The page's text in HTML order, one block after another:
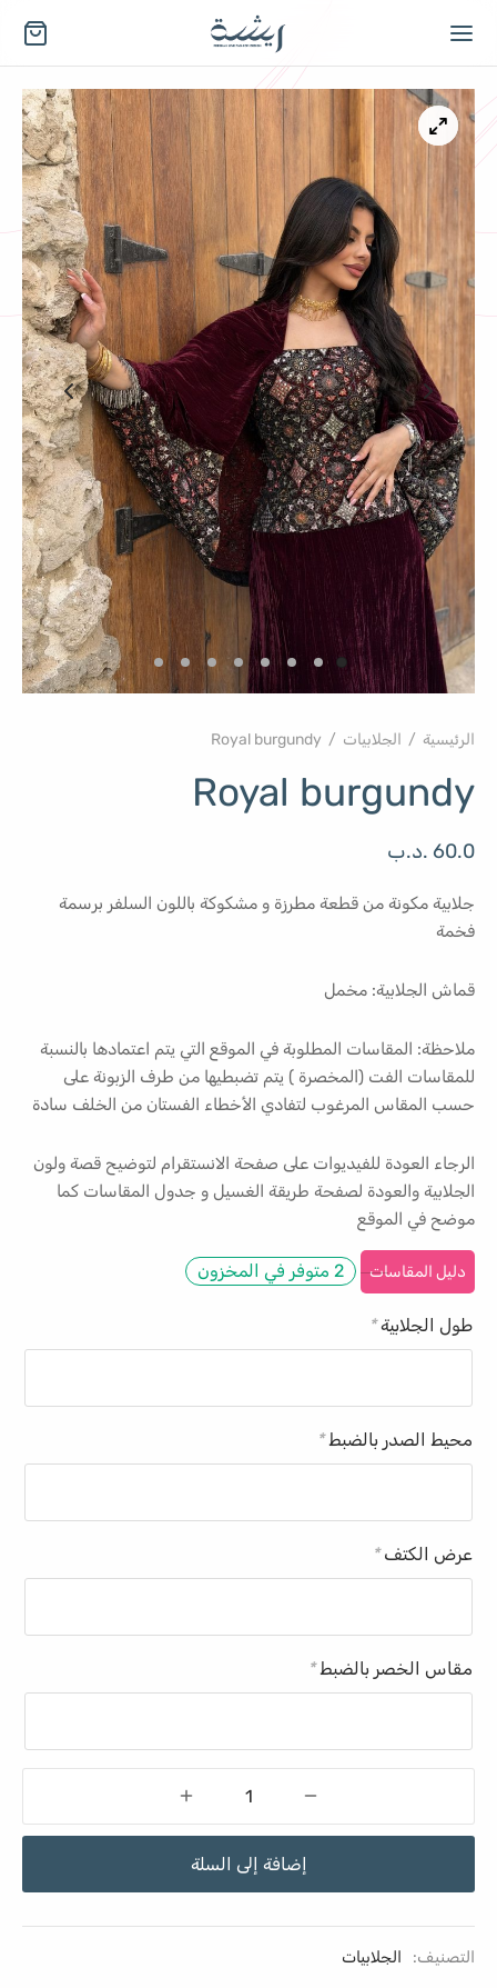
الرئيسية / الجلابيات /
Royal burgundy
60.0 .د.ب
جلابية مكونة من قطعة مطرزة و مشكوكة باللون السلفر برسمة
فخمة
قماش الجلابية: مخمل
ملاحظة: المقاسات المطلوبة في الموقع التي يتم اعتمادها بالنسبة
للمقاسات الفت (المخصرة ) يتم تضبطيها من طرف الزبونة على
حسب المقاس المرغوب لتفادي الأخطاء الفستان من الخلف سادة
الرجاء العودة للفيديوات على صفحة الانستقرام لتوضيح قصة ولون
الجلابية والعودة لصفحة طريقة الغسيل و جدول المقاسات كما
موضح في الموقع
دليل المقاسات 2 متوفر في المخزون
طول الجلابية*
محيط الصدر بالضبط*
عرض الكتف*
مقاس الخصر بالضبط*
إضافة إلى السلة
التصنيف: الجلابيات